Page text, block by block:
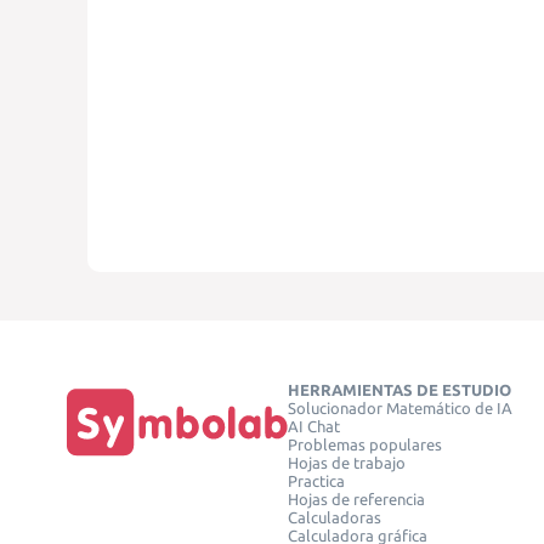
HERRAMIENTAS DE ESTUDIO
Solucionador Matemático de IA
AI Chat
Problemas populares
Hojas de trabajo
Practica
Hojas de referencia
Calculadoras
Calculadora gráfica